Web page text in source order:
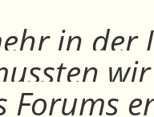
in der
Forums